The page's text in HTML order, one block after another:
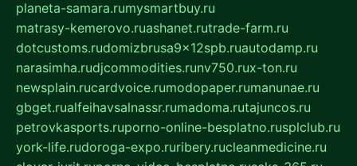
planeta-samara.rumysmartbuy.ru
matrasy-kemerovo.ruashanet.rutrade-farm.ru
dotcustoms.rudomizbrusa9x12spb.ruautodamp.ru
narasimha.rudjcommodities.runv750.rux-ton.ru
newsplain.rucardvoice.rumodopaper.rumanunae.ru
gbget.rualfeihavsalnassr.rumadoma.rutajuncos.ru
petrovkasports.ruporno-online-besplatno.rusplclub.ru
york-life.rudoroga-expo.ruribery.rucleanmedicine.ru